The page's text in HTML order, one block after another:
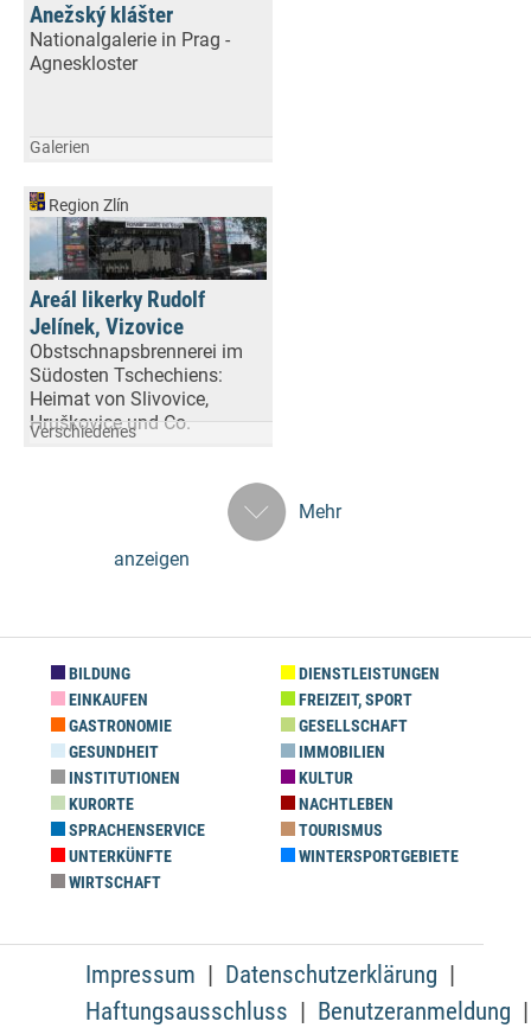
Anežský klášter
Nationalgalerie in Prag -
Agneskloster
Galerien
Region Zlín
Areál likerky Rudolf
Jelínek, Vizovice
Obstschnapsbrennerei im
Südosten Tschechiens:
Heimat von Slivovice,
Hruškovice und Co.
Verschiedenes
Mehr
anzeigen
BILDUNG
DIENSTLEISTUNGEN
EINKAUFEN
FREIZEIT, SPORT
GASTRONOMIE
GESELLSCHAFT
GESUNDHEIT
IMMOBILIEN
INSTITUTIONEN
KULTUR
KURORTE
NACHTLEBEN
SPRACHENSERVICE
TOURISMUS
UNTERKÜNFTE
WINTERSPORTGEBIETE
WIRTSCHAFT
Impressum
Datenschutzerklärung
Haftungsausschluss
Benutzeranmeldung